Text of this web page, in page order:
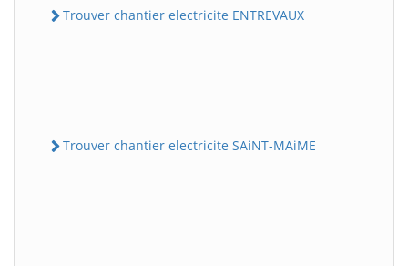
Trouver chantier electricite ENTREVAUX
Trouver chantier electricite SAiNT-MAiME